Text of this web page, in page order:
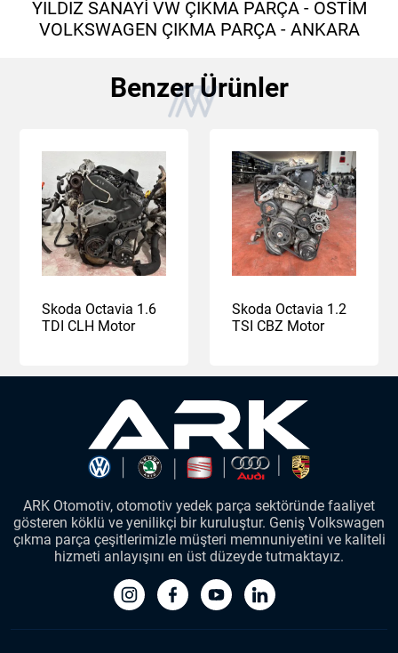
YILDIZ SANAYİ VW ÇIKMA PARÇA - OSTİM
VOLKSWAGEN ÇIKMA PARÇA - ANKARA
Benzer Ürünler
Skoda Octavia 1.6
TDI CLH Motor
Skoda Octavia 1.2
TSI CBZ Motor
ARK Otomotiv, otomotiv yedek parça sektöründe faaliyet
gösteren köklü ve yenilikçi bir kuruluştur. Geniş Volkswagen
çıkma parça çeşitlerimizle müşteri memnuniyetini ve kaliteli
hizmeti anlayışını en üst düzeyde tutmaktayız.